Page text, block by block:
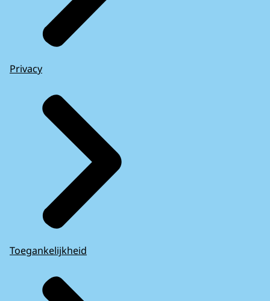
Privacy
Toegankelijkheid